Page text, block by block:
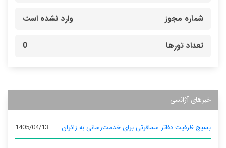
شماره مجوز وارد نشده است
تعداد تورها 0
خبرهای آژانسی
بسیج ظرفیت دفاتر مسافرتی برای خدمت‌رسانی به زائران 1405/04/13